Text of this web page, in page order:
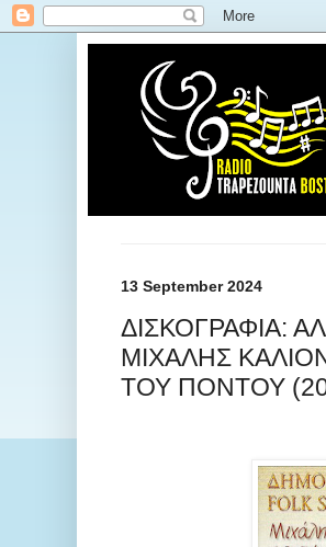
13 September 2024
ΔΙΣΚΟΓΡΑΦΙΑ:
ΜΙΧΑΛΗΣ
ΤΟΥ ΠΟΝΤΟΥ